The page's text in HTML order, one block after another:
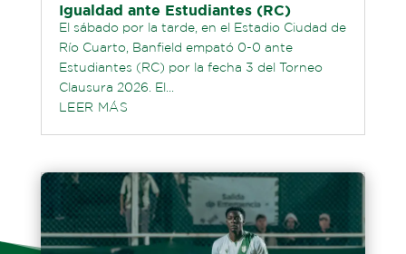
Igualdad ante Estudiantes (RC)
El sábado por la tarde, en el Estadio Ciudad de
Río Cuarto, Banfield empató 0-0 ante
Estudiantes (RC) por la fecha 3 del Torneo
Clausura 2026. El...
LEER MÁS